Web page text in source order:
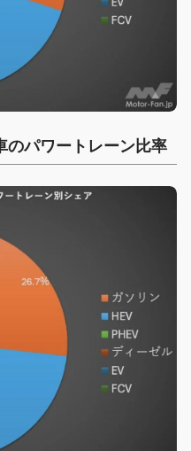
のパワートレーン比率